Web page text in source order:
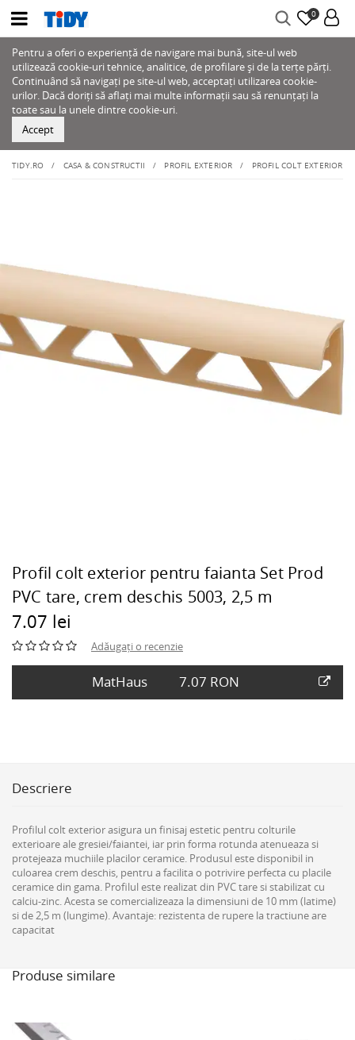
0
Pentru a oferi o experiență de navigare mai bună, site-ul web
utilizează cookie-uri tehnice, analitice, de profilare și de la terțe părți.
Continuând să navigați pe site-ul web, acceptați utilizarea cookie-
urilor. Dacă doriți să aflați mai multe informații sau să renunțați la
toate sau la unele dintre cookie-uri.
Accept
TIDY.RO CASA & CONSTRUCTII PROFIL EXTERIOR PROFIL COLT EXTERIOR
Profil colt exterior pentru faianta Set Prod
PVC tare, crem deschis 5003, 2,5 m
7.07 lei
Adăugați o recenzie
MatHaus 7.07 RON
Descriere
Profilul colt exterior asigura un finisaj estetic pentru colturile
exterioare ale gresiei/faiantei, iar prin forma rotunda atenueaza si
protejeaza muchiile placilor ceramice. Produsul este disponibil in
culoarea crem deschis, pentru a facilita o potrivire perfecta cu placile
ceramice din gama. Profilul este realizat din PVC tare si stabilizat cu
calciu-zinc. Acesta se comercializeaza la dimensiuni de 10 mm (latime)
si de 2,5 m (lungime). Avantaje: rezistenta de rupere la tractiune are
capacitat
Produse similare